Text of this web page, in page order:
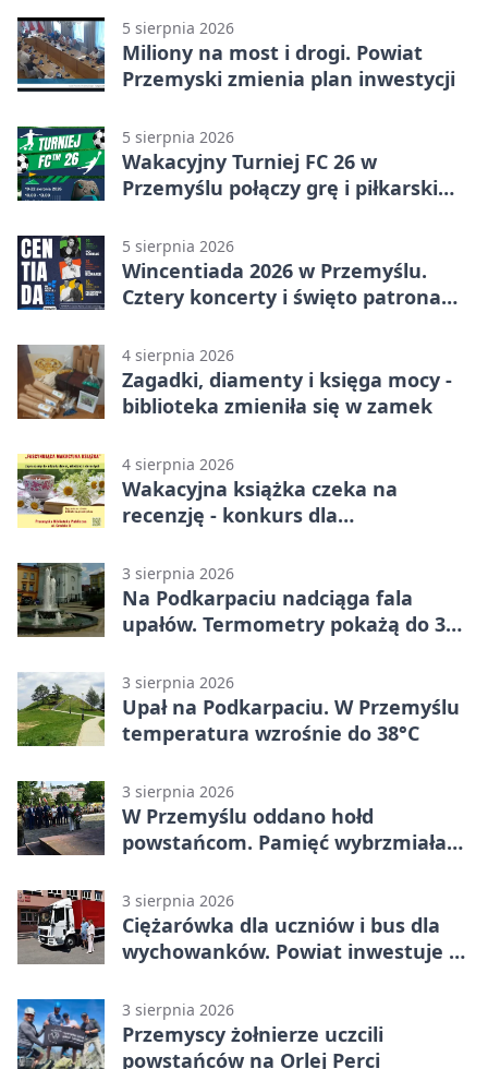
5 sierpnia 2026
Miliony na most i drogi. Powiat
Przemyski zmienia plan inwestycji
5 sierpnia 2026
Wakacyjny Turniej FC 26 w
Przemyślu połączy grę i piłkarski
5 sierpnia 2026
Wincentiada 2026 w Przemyślu.
Cztery koncerty i święto patrona
4 sierpnia 2026
Zagadki, diamenty i księga mocy -
biblioteka zmieniła się w zamek
4 sierpnia 2026
Wakacyjna książka czeka na
recenzję - konkurs dla
3 sierpnia 2026
Na Podkarpaciu nadciąga fala
upałów. Termometry pokażą do 36
3 sierpnia 2026
Upał na Podkarpaciu. W Przemyślu
temperatura wzrośnie do 38°C
3 sierpnia 2026
W Przemyślu oddano hołd
powstańcom. Pamięć wybrzmiała
3 sierpnia 2026
Ciężarówka dla uczniów i bus dla
wychowanków. Powiat inwestuje w
3 sierpnia 2026
Przemyscy żołnierze uczcili
powstańców na Orlej Perci